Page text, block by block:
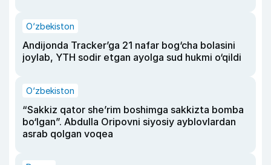
O‘zbekiston
Andijonda Tracker’ga 21 nafar bog‘cha bolasini
joylab, YTH sodir etgan ayolga sud hukmi o‘qildi
O‘zbekiston
“Sakkiz qator she’rim boshimga sakkizta bomba
bo‘lgan”. Abdulla Oripovni siyosiy ayblovlardan
asrab qolgan voqea